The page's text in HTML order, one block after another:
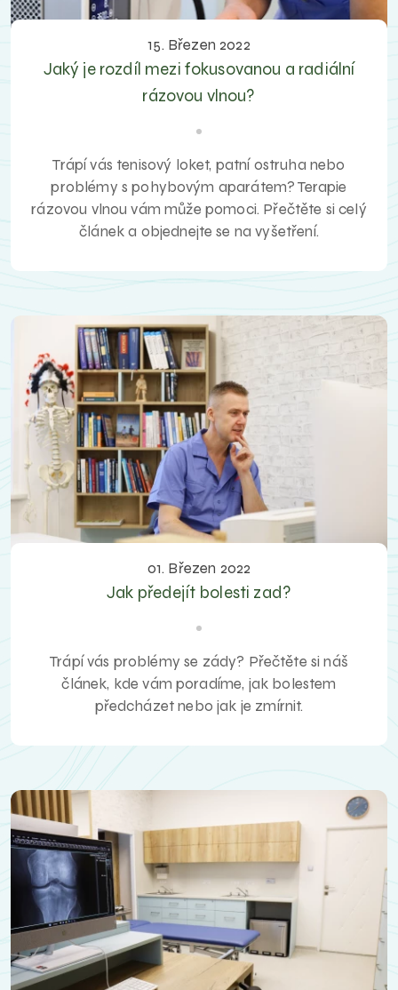
15. Březen 2022
Jaký je rozdíl mezi fokusovanou a radiální
rázovou vlnou?
Trápí vás tenisový loket, patní ostruha nebo
problémy s pohybovým aparátem? Terapie
rázovou vlnou vám může pomoci. Přečtěte si celý
článek a objednejte se na vyšetření.
01. Březen 2022
Jak předejít bolesti zad?
Trápí vás problémy se zády? Přečtěte si náš
článek, kde vám poradíme, jak bolestem
předcházet nebo jak je zmírnit.